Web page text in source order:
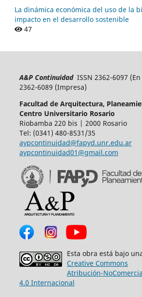
La dinámica económica del uso de la
impacto en el desarrollo sostenible
47
A&P ContinuidadISSN 2362-6097
2362-6089 (Impresa)
Facultad de Arquitectura,
Centro Universitario Rosario
Riobamba 220 bis | 2000 Rosario
Tel: (0341) 480-8531/35
aypcontinuidad@fapyd.unr.edu.ar
aypcontinuidad01@gmail.com
Esta obra está bajo
Creative Commons
Atribución-
4.0 Internacional